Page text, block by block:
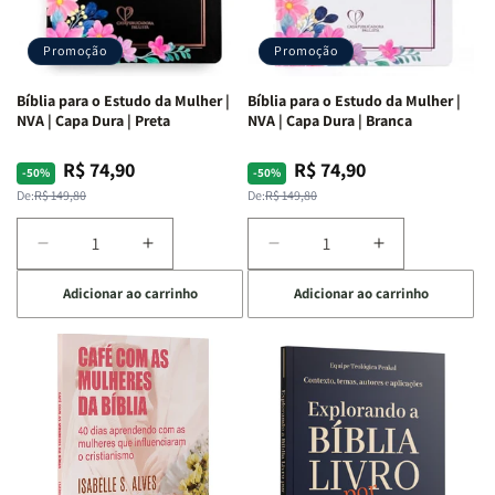
Promoção
Bíblia para o Estudo da Mulher |
NVA | Capa Dura | Preta
-50%
Preço
normal
De:R$ 149,80
Preço
promocional
R$ 74,90
Diminuir
a
quantidade
de
Bíblia
para
Estudo
da
Mulher
Aumentar
a
quantidade
de
Bíblia
para
o
Estudo
da
Mulher
|
Adicionar ao carrinho
Promoção
Bíblia para o Estudo da Mulher |
NVA | Capa Dura | Branca
-50%
Preço
normal
De:R$ 149,80
Preço
promocional
R$ 74,90
Diminuir
a
quantidade
de
Bíblia
o
Estudo
da
Mulher
Aumentar
a
quantidade
de
Bíblia
para
o
Estudo
Mulher
|
Adicionar ao carrinho